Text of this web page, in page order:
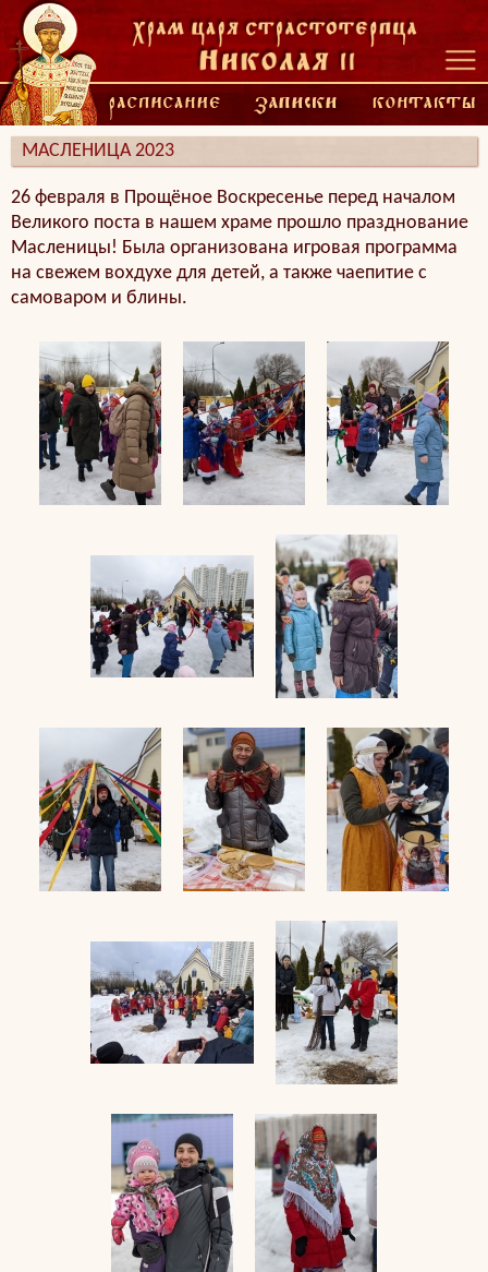
МАСЛЕНИЦА 2023
26 февраля в Прощёное Воскресенье перед началом
Великого поста в нашем храме прошло празднование
Масленицы! Была организована игровая программа
на свежем вохдухе для детей, а также чаепитие с
самоваром и блины.